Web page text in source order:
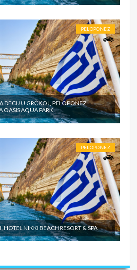
PELOPONEZ
DECU U GRČKOJ, PELOPONEZ,
OASIS AQUA PARK
PELOPONEZ
HOTEL NIKKI BEACH RESORT & SPA